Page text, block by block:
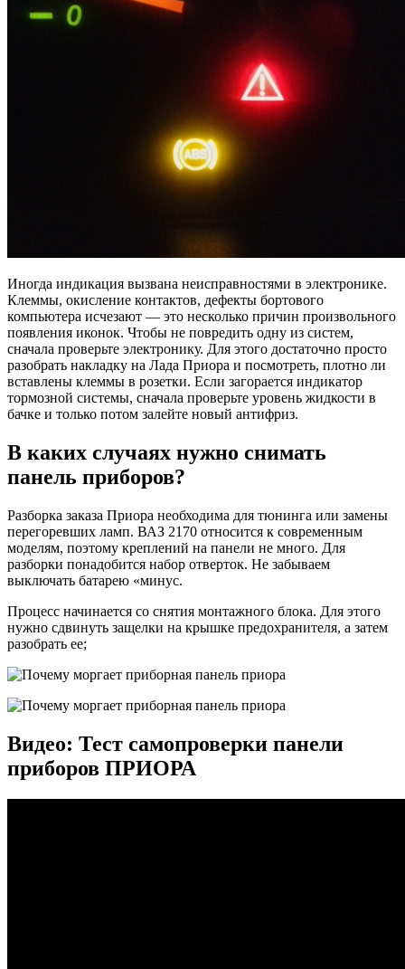
Иногда индикация вызвана неисправностями в электронике.
Клеммы, окисление контактов, дефекты бортового
компьютера исчезают — это несколько причин произвольного
появления иконок. Чтобы не повредить одну из систем,
сначала проверьте электронику. Для этого достаточно просто
разобрать накладку на Лада Приора и посмотреть, плотно ли
вставлены клеммы в розетки. Если загорается индикатор
тормозной системы, сначала проверьте уровень жидкости в
бачке и только потом залейте новый антифриз.
В каких случаях нужно снимать
панель приборов?
Разборка заказа Приора необходима для тюнинга или замены
перегоревших ламп. ВАЗ 2170 относится к современным
моделям, поэтому креплений на панели не много. Для
разборки понадобится набор отверток. Не забываем
выключать батарею «минус.
Процесс начинается со снятия монтажного блока. Для этого
нужно сдвинуть защелки на крышке предохранителя, а затем
разобрать ее;
Видео: Тест самопроверки панели
приборов ПРИОРА